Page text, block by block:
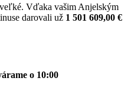
Vďaka vašim Anjelským
darovali už 1 501 609,00 €
o 10:00